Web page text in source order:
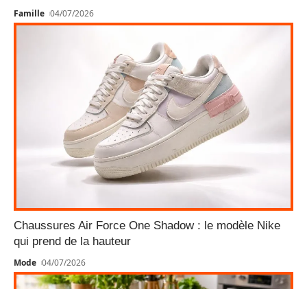
Famille 04/07/2026
Chaussures Air Force One Shadow : le modèle Nike
qui prend de la hauteur
Mode 04/07/2026